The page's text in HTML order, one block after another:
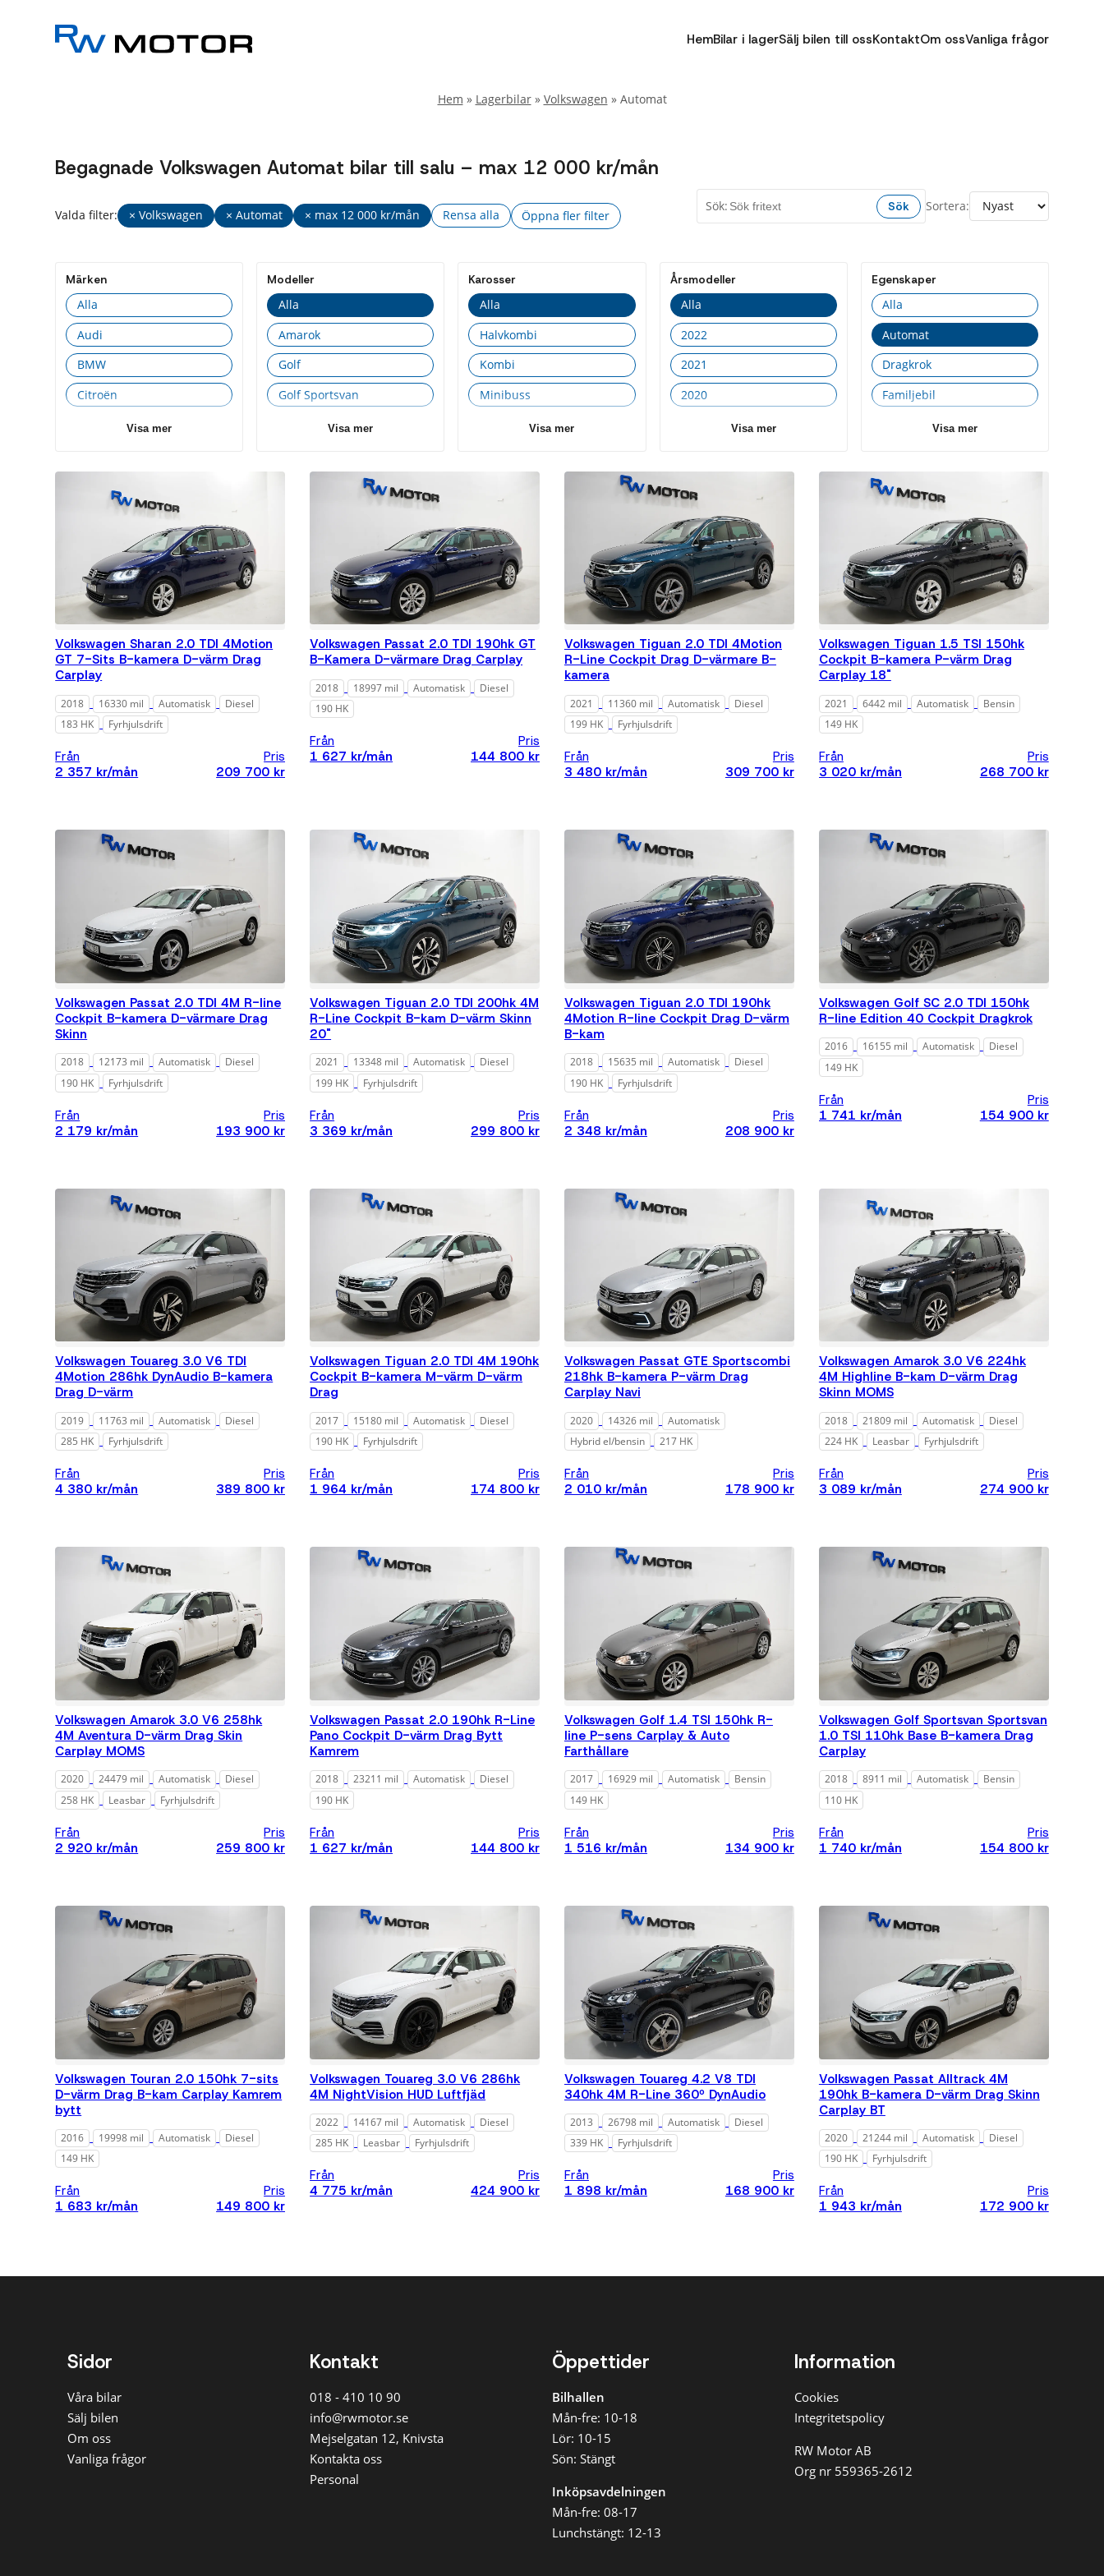
HemBilar i lagerSälj bilen till ossKontaktOm ossVanliga frågor
Hem » Lagerbilar» Volkswagen » Automat
Begagnade Volkswagen Automat bilar till salu – max 12 000 kr/mån
Valda filter: × Volkswagen × Automat × max 12 000 kr/mån Rensa alla Öppna fler filter
Alla
Bensin
Diesel
Hybrid
Blå
Mörkgrå
Silver
Alla
Max 8 000
Under 200
Under 300
000 kr
000 kr
Under 700
000 kr
Under 1 000
000 kr
Månadskostnad
Alla
Fyrhjulsdrift
Leasing
Exkl. moms
Rensa
tilläggsfilter
Sök: Sök Sortera:
Märken
Alla
Audi
BMW
Citroën
Hyundai
Jeep
Kia
Lexus
Mazda
Mercedes-Benz
MINI
Opel
Seat
Skoda
Tesla
Toyota
Volkswagen
Volvo
Visa mer
Modeller
Alla
Amarok
Golf
Golf Sportsvan
Visa mer
Karosser
Alla
Halvkombi
Kombi
Minibuss
Visa mer
Årsmodeller
Alla
2022
2021
2020
2016
2013
Visa mer
Egenskaper
Alla
Automat
Dragkrok
Familjebil
YrkesfordonVisa mer
Volkswagen Sharan 2.0 TDI 4Motion
GT 7-Sits B-kamera D-värm Drag
Carplay
2018 16330 mil Automatisk
Diesel
183 HK
Fyrhjulsdrift
Från
2 357 kr/mån
Pris
209 700 kr
Volkswagen Passat 2.0 TDI 190hk GT
B-Kamera D-värmare Drag Carplay
2018 18997 mil Automatisk
Diesel
190 HK
Från
1 627 kr/mån
Pris
144 800 kr
Volkswagen Tiguan 2.0 TDI 4Motion
R-Line Cockpit Drag D-värmare B-
kamera
2021 11360 mil Automatisk
Diesel
199 HK
Fyrhjulsdrift
Från
3 480 kr/mån
Pris
309 700 kr
Volkswagen Tiguan 1.5 TSI 150hk
Cockpit B-kamera P-värm Drag
Carplay 18"
2021 6442 mil Automatisk
Bensin
149 HK
Från
3 020 kr/mån
Pris
268 700 kr
Volkswagen Passat 2.0 TDI 4M R-line
Cockpit B-kamera D-värmare Drag
Skinn
2018 12173 mil Automatisk
Diesel
190 HK
Fyrhjulsdrift
Från
2 179 kr/mån
Pris
193 900 kr
Volkswagen Tiguan 2.0 TDI 200hk 4M
R-Line Cockpit B-kam D-värm Skinn
20"
2021 13348 mil Automatisk
Diesel
199 HK
Fyrhjulsdrift
Från
3 369 kr/mån
Pris
299 800 kr
Volkswagen Tiguan 2.0 TDI 190hk
4Motion R-line Cockpit Drag D-värm
B-kam
2018 15635 mil Automatisk
Diesel
190 HK
Fyrhjulsdrift
Från
2 348 kr/mån
Pris
208 900 kr
Volkswagen Golf SC 2.0 TDI 150hk
R-line Edition 40 Cockpit Dragkrok
2016 16155 mil Automatisk
Diesel
149 HK
Från
1 741 kr/mån
Pris
154 900 kr
Volkswagen Touareg 3.0 V6 TDI
4Motion 286hk DynAudio B-kamera
Drag D-värm
2019 11763 mil Automatisk
Diesel
285 HK
Fyrhjulsdrift
Från
4 380 kr/mån
Pris
389 800 kr
Volkswagen Tiguan 2.0 TDI 4M 190hk
Cockpit B-kamera M-värm D-värm
Drag
2017 15180 mil Automatisk
Diesel
190 HK
Fyrhjulsdrift
Från
1 964 kr/mån
Pris
174 800 kr
Volkswagen Passat GTE Sportscombi
218hk B-kamera P-värm Drag
Carplay Navi
2020 14326 mil
Automatisk
Hybrid el/bensin
217 HK
Från
2 010 kr/mån
Pris
178 900 kr
Volkswagen Amarok 3.0 V6 224hk
4M Highline B-kam D-värm Drag
Skinn MOMS
2018 21809 mil Automatisk
Diesel
224 HK
Leasbar Fyrhjulsdrift
Från
3 089 kr/mån
Pris
274 900 kr
Volkswagen Amarok 3.0 V6 258hk
4M Aventura D-värm Drag Skin
Carplay MOMS
2020 24479 mil Automatisk
Diesel
258 HK
Leasbar Fyrhjulsdrift
Från
2 920 kr/mån
Pris
259 800 kr
Volkswagen Passat 2.0 190hk R-Line
Pano Cockpit D-värm Drag Bytt
Kamrem
2018 23211 mil Automatisk
Diesel
190 HK
Från
1 627 kr/mån
Pris
144 800 kr
Volkswagen Golf 1.4 TSI 150hk R-
line P-sens Carplay & Auto
Farthållare
2017 16929 mil Automatisk
Bensin
149 HK
Från
1 516 kr/mån
Pris
134 900 kr
Volkswagen Golf Sportsvan Sportsvan
1.0 TSI 110hk Base B-kamera Drag
Carplay
2018 8911 mil Automatisk
Bensin
110 HK
Från
1 740 kr/mån
Pris
154 800 kr
Volkswagen Touran 2.0 150hk 7-sits
D-värm Drag B-kam Carplay Kamrem
bytt
2016 19998 mil Automatisk
Diesel
149 HK
Från
1 683 kr/mån
Pris
149 800 kr
Volkswagen Touareg 3.0 V6 286hk
4M NightVision HUD Luftfjäd
2022 14167 mil Automatisk
Diesel
285 HK
Leasbar Fyrhjulsdrift
Från
4 775 kr/mån
Pris
424 900 kr
Volkswagen Touareg 4.2 V8 TDI
340hk 4M R-Line 360º DynAudio
2013 26798 mil Automatisk
Diesel
339 HK
Fyrhjulsdrift
Från
1 898 kr/mån
Pris
168 900 kr
Volkswagen Passat Alltrack 4M
190hk B-kamera D-värm Drag Skinn
Carplay BT
2020 21244 mil Automatisk
Diesel
190 HK
Fyrhjulsdrift
Från
1 943 kr/mån
Pris
172 900 kr
Sidor
Våra bilar
Sälj bilen
Om oss
Vanliga frågor
Kontakt
018 - 410 10 90
info@rwmotor.se
Mejselgatan 12, Knivsta
Kontakta oss
Personal
Öppettider
Bilhallen
Mån-fre: 10-18
Lör: 10-15
Sön: Stängt
Inköpsavdelningen
Mån-fre: 08-17
Lunchstängt: 12-13
Information
Cookies
Integritetspolicy
RW Motor AB
Org nr 559365-2612